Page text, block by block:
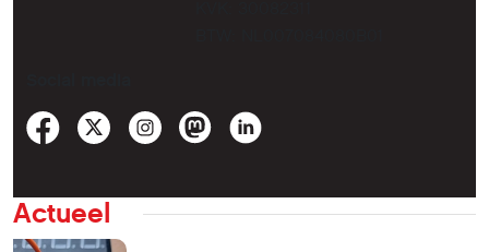
Actueel